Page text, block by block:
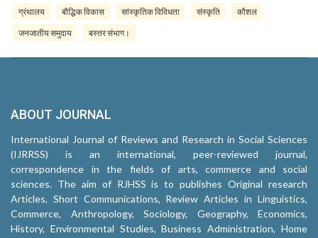
ग्रंथालय बौद्धिक विकास सांस्कृतिक विविधता संस्कृति कौशल
जनजातीय समुदाय बस्तर संभाग।
ABOUT JOURNAL
International Journal of Reviews and Research in Social Sciences
(IJRRSS) is an international, peer-reviewed journal,
correspondence in the fields of arts, commerce and social
sciences. The aim of RJHSS is to publishes Original research
Articles, Short Communications, Review Articles in Linguistics,
Commerce, Anthropology, Sociology, Geography, Economics,
History, Environmental Studies, Business Administration, Home